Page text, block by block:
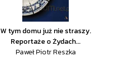
W tym domu już nie straszy.
Reportaże o Żydach...
Paweł Piotr Reszka